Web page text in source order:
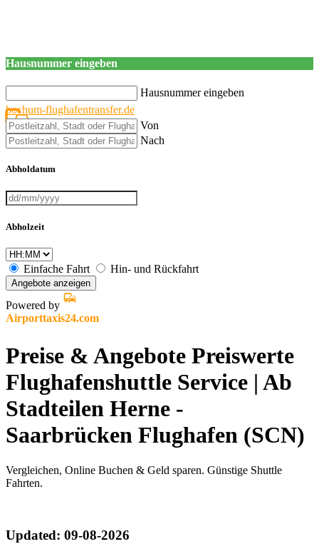
Hausnummer eingeben
Hausnummer eingeben
bochum-flughafentransfer.de
Von
Nach
Abholdatum
Abholzeit
Einfache Fahrt Hin- und Rückfahrt
Angebote anzeigen
Powered by
Airporttaxis24.com
Preise & Angebote Preiswerte
Flughafenshuttle Service | Ab
Stadteilen Herne -
Saarbrücken Flughafen (SCN)
Vergleichen, Online Buchen & Geld sparen. Günstige Shuttle
Fahrten.
Updated: 09-08-2026